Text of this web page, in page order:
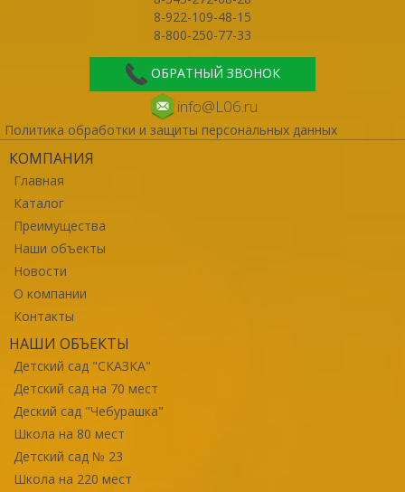
8-922-109-48-15
8-800-250-77-33
ОБРАТНЫЙ ЗВОНОК
info@L06.ru
Политика обработки и защиты персональных данных
КОМПАНИЯ
Главная
Каталог
Преимущества
Наши объекты
Новости
О компании
Контакты
НАШИ ОБЪЕКТЫ
Детский сад "СКАЗКА"
Детский сад на 70 мест
Деский сад "Чебурашка"
Школа на 80 мест
Детский сад № 23
Школа на 220 мест